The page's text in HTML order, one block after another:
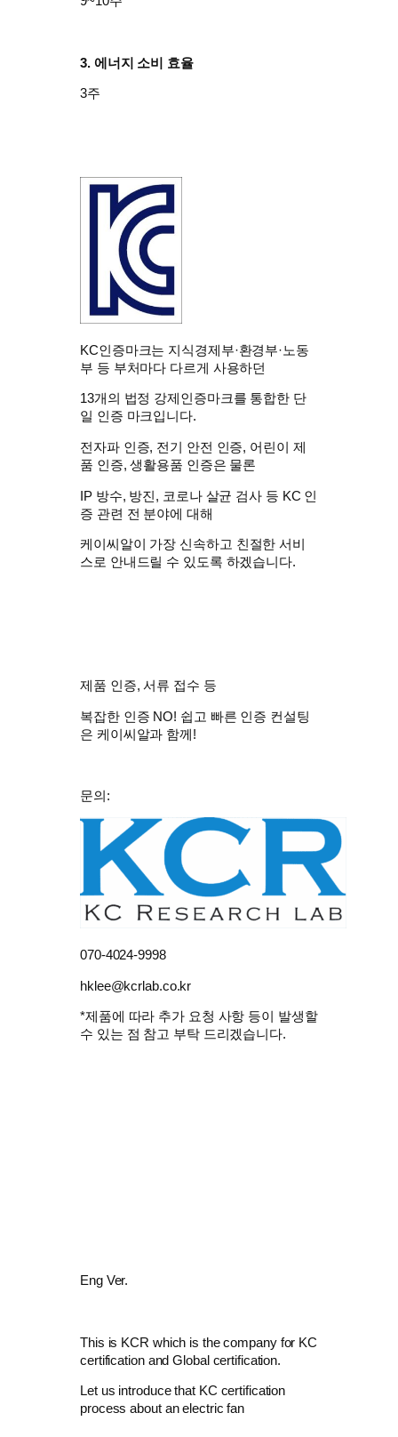
3. 에너지 소비 효율
3주
KC인증마크는 지식경제부·환경부·노동
부 등 부처마다 다르게 사용하던
13개의 법정 강제인증마크를 통합한 단
일 인증 마크입니다.
전자파 인증, 전기 안전 인증, 어린이 제
품 인증, 생활용품 인증은 물론
IP 방수, 방진, 코로나 살균 검사 등 KC 인
증 관련 전 분야에 대해
케이씨알이 가장 신속하고 친절한 서비
스로 안내드릴 수 있도록 하겠습니다.
제품 인증, 서류 접수 등
복잡한 인증 NO! 쉽고 빠른 인증 컨설팅
은 케이씨알과 함께!
문의:
070-4024-9998
hklee@kcrlab.co.kr
*제품에 따라 추가 요청 사항 등이 발생할
수 있는 점 참고 부탁 드리겠습니다.
Eng Ver.
This is KCR which is the company for KC
certification and Global certification.
Let us introduce that KC certification
process about an electric fan